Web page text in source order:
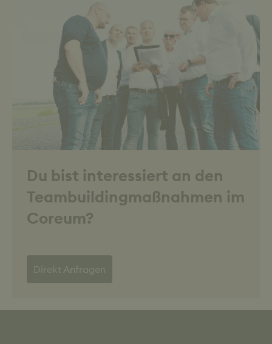
Du bist interessiert an den
Teambuildingmaßnahmen im
Coreum?
Direkt Anfragen